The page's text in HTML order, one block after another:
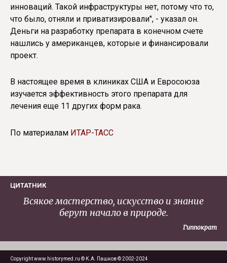
инноваций. Такой инфраструктуры нет, потому что то,
что было, отняли и приватизировали", - указал он.
Деньги на разработку препарата в конечном счете
нашлись у американцев, которые и финансировали
проект.
В настоящее время в клиниках США и Евросоюза
изучается эффективность этого препарата для
лечения еще 11 других форм рака.
По материалам ИТАР-ТАСС
ЦИТАТНИК
Всякое мастерство, искусство и знание
берут начало в природе.
Гиппократ
Copyright www.historymed.ru © К.А. Пашков © 2002-2024